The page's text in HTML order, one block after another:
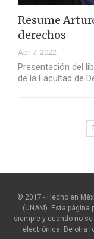
Resume
derechos
Abr 7, 2022
Presentación del
de la Facultad de
© 2017 - Hecho en
(UNAM). Esta
siempre y cuando no
electrónica. De otra